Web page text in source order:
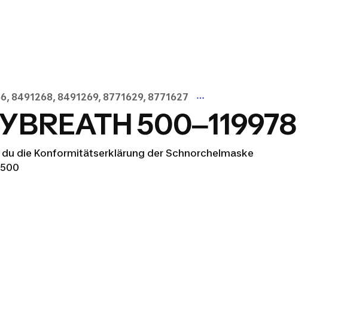
8491268, 8491269, 8771629, 8771627
500‒119978
die Konformitätserklärung der Schnorchelmaske